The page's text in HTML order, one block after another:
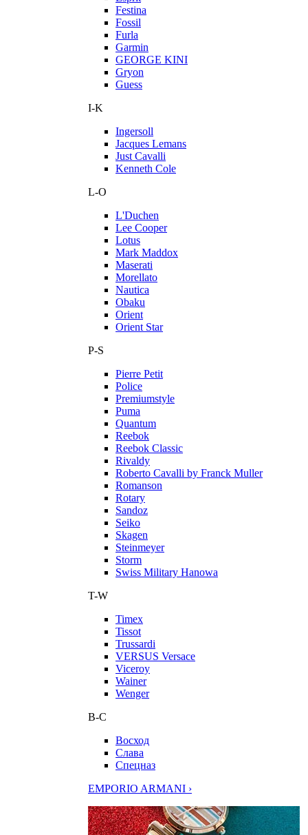
Festina
Fossil
Furla
Garmin
GEORGE KINI
Gryon
Guess
I-K
Ingersoll
Jacques Lemans
Just Cavalli
Kenneth Cole
L-O
L'Duchen
Lee Cooper
Lotus
Mark Maddox
Maserati
Morellato
Nautica
Obaku
Orient
Orient Star
P-S
Pierre Petit
Police
Premiumstyle
Puma
Quantum
Reebok
Reebok Classic
Rivaldy
Roberto Cavalli by Franck Muller
Romanson
Rotary
Sandoz
Seiko
Skagen
Steinmeyer
Storm
Swiss Military Hanowa
T-W
Timex
Tissot
Trussardi
VERSUS Versace
Viceroy
Wainer
Wenger
В-С
Восход
Слава
Спецназ
EMPORIO ARMANI ›